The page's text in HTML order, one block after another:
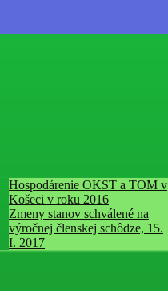
Hospodárenie OKST a TOM v
Košeci v roku 2016
Zmeny stanov schválené na
výročnej členskej schôdze, 15.
I. 2017